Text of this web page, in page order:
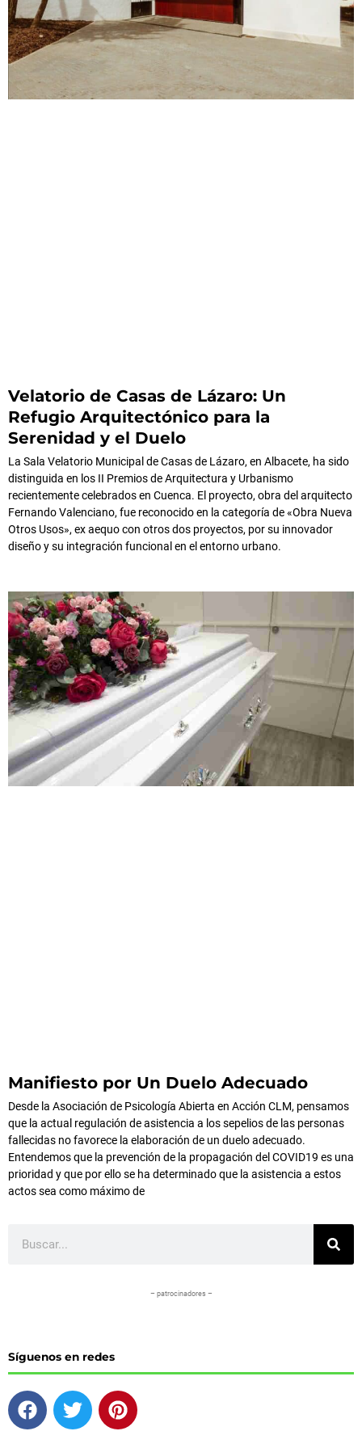
Velatorio de Casas de Lázaro: Un
Refugio Arquitectónico para la
Serenidad y el Duelo
La Sala Velatorio Municipal de Casas de Lázaro, en Albacete, ha sido
distinguida en los II Premios de Arquitectura y Urbanismo
recientemente celebrados en Cuenca. El proyecto, obra del arquitecto
Fernando Valenciano, fue reconocido en la categoría de «Obra Nueva
Otros Usos», ex aequo con otros dos proyectos, por su innovador
diseño y su integración funcional en el entorno urbano.
Manifiesto por Un Duelo Adecuado
Desde la Asociación de Psicología Abierta en Acción CLM, pensamos
que la actual regulación de asistencia a los sepelios de las personas
fallecidas no favorece la elaboración de un duelo adecuado.
Entendemos que la prevención de la propagación del COVID19 es una
prioridad y que por ello se ha determinado que la asistencia a estos
actos sea como máximo de
– patrocinadores –
Síguenos en redes
F
a
T
w
P
i